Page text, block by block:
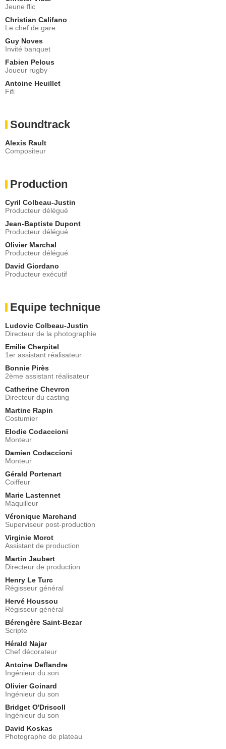
Jeune flic
Christian Califano
Le chef de gare
Guy Noves
Invité banquet
Fabien Pelous
Joueur rugby
Antoine Heuillet
Fifi
Soundtrack
Alexis Rault
Compositeur
Production
Cyril Colbeau-Justin
Producteur délégué
Jean-Baptiste Dupont
Producteur délégué
Olivier Marchal
Producteur délégué
David Giordano
Producteur exécutif
Equipe technique
Ludovic Colbeau-Justin
Directeur de la photographie
Emilie Cherpitel
1er assistant réalisateur
Bonnie Pirès
2ème assistant réalisateur
Catherine Chevron
Directeur du casting
Martine Rapin
Costumier
Elodie Codaccioni
Monteur
Damien Codaccioni
Monteur
Gérald Portenart
Coiffeur
Marie Lastennet
Maquilleur
Véronique Marchand
Superviseur post-production
Virginie Morot
Assistant de production
Martin Jaubert
Directeur de production
Henry Le Turc
Régisseur général
Hervé Houssou
Régisseur général
Bérengère Saint-Bezar
Scripte
Hérald Najar
Chef décorateur
Antoine Deflandre
Ingénieur du son
Olivier Goinard
Ingénieur du son
Bridget O'Driscoll
Ingénieur du son
David Koskas
Photographe de plateau